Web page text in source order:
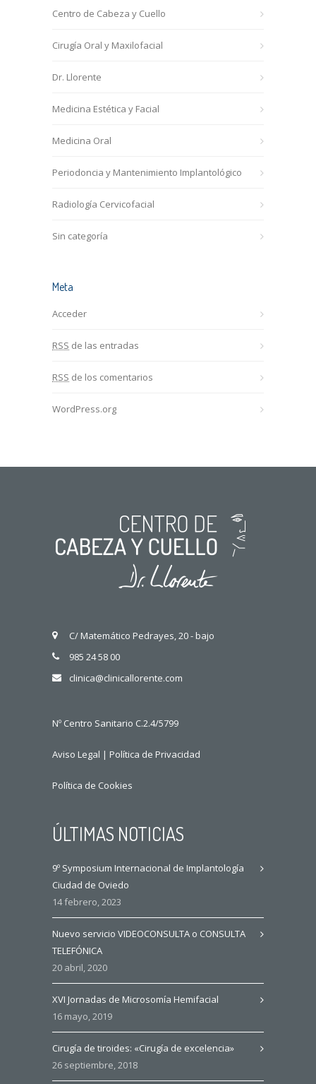
Centro de Cabeza y Cuello
Cirugía Oral y Maxilofacial
Dr. Llorente
Medicina Estética y Facial
Medicina Oral
Periodoncia y Mantenimiento Implantológico
Radiología Cervicofacial
Sin categoría
Meta
Acceder
RSS de las entradas
RSS de los comentarios
WordPress.org
C/ Matemático Pedrayes, 20 - bajo
985 24 58 00
clinica@clinicallorente.com
Nº Centro Sanitario C.2.4/5799
Aviso Legal | Política de Privacidad
Política de Cookies
ÚLTIMAS NOTICIAS
9º Symposium Internacional de Implantología
Ciudad de Oviedo
14 febrero, 2023
Nuevo servicio VIDEOCONSULTA o CONSULTA
TELEFÓNICA
20 abril, 2020
XVI Jornadas de Microsomía Hemifacial
16 mayo, 2019
Cirugía de tiroides: «Cirugía de excelencia»
26 septiembre, 2018